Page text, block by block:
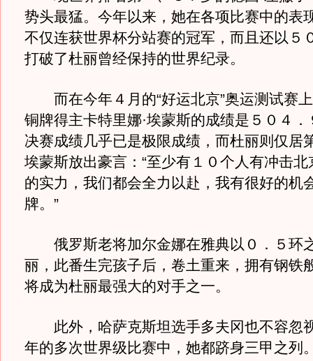
势头最猛。今年以来，她在各项比赛中的表
不仅连获世界杯分站赛的冠军，而且还以５
打破了杜丽曾经保持的世界纪录。
而在今年４月的“好运北京”奥运测试赛
铜牌得主卡特里娜·埃蒙斯的成绩是５０４
决赛成绩几乎已是极限成绩，而杜丽则仅居
埃蒙斯放出豪言：“至少有１０个人有冲击
的实力，我们都会全力以赴，我有很好的机
牌。”
俄罗斯老将加尔金娜在雅典以０．５环
丽，此番生完孩子后，卷土重来，拥有钢铁
将成为杜丽最强大的对手之一。
此外，哈萨克斯坦选手多夫冈也不容忽
年的多次世界级比赛中，她都跻身三甲之列